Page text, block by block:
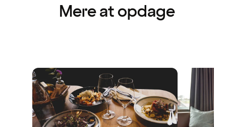
Mere at opdage